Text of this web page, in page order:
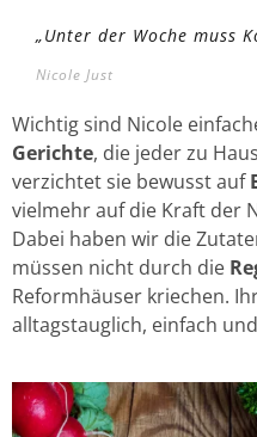
„Unter der Woche muss
Nicole Just
Wichtig sind Nicole
Gerichte, die jeder zu
verzichtet sie bewusst auf
vielmehr auf die Kraft der
Dabei haben wir die
müssen nicht durch die
Reformhäuser kriechen.
alltagstauglich, einfach